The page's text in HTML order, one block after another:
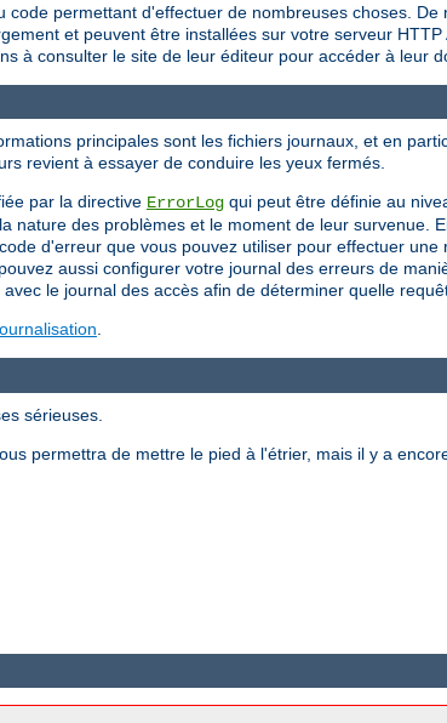
permettant d'effectuer de nombreuses choses. De
et peuvent être installées sur votre serveur
à consulter le site de leur éditeur pour accéder à leur
principales sont les fichiers journaux, et en
revient à essayer de conduire les yeux fermés.
par la directive ErrorLog qui peut être définie au
des problèmes et le moment de leur survenue.
d'erreur que vous pouvez utiliser pour effectuer
aussi configurer votre journal des erreurs de
le journal des accès afin de déterminer quelle
.
sérieuses.
permettra de mettre le pied à l'étrier, mais il y a